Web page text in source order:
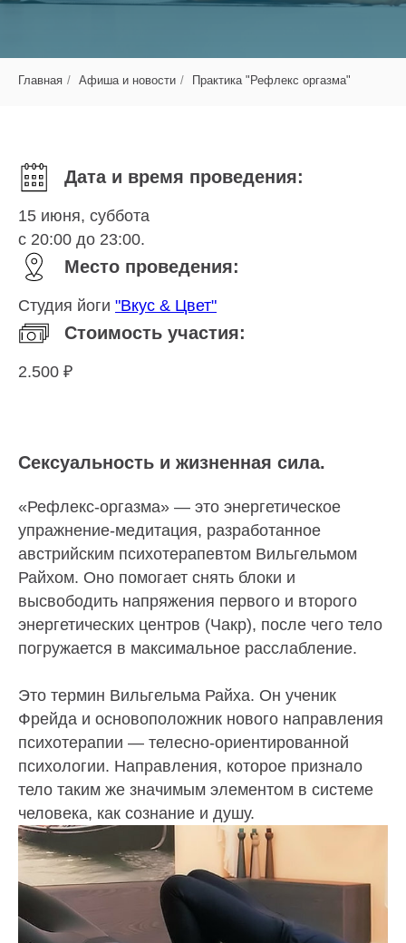
Главная / Афиша и новости / Практика "Рефлекс оргазма"
Дата и время проведения:
15 июня, суббота
с 20:00 до 23:00.
Место проведения:
Студия йоги "Вкус & Цвет"
Стоимость участия:
2.500 ₽
Сексуальность и жизненная сила.
«Рефлекс-оргазма» — это энергетическое
упражнение-медитация, разработанное
австрийским психотерапевтом Вильгельмом
Райхом. Оно помогает снять блоки и
высвободить напряжения первого и второго
энергетических центров (Чакр), после чего тело
погружается в максимальное расслабление.
Это термин Вильгельма Райха. Он ученик
Фрейда и основоположник нового направления
психотерапии — телесно-ориентированной
психологии. Направления, которое признало
тело таким же значимым элементом в системе
человека, как сознание и душу.